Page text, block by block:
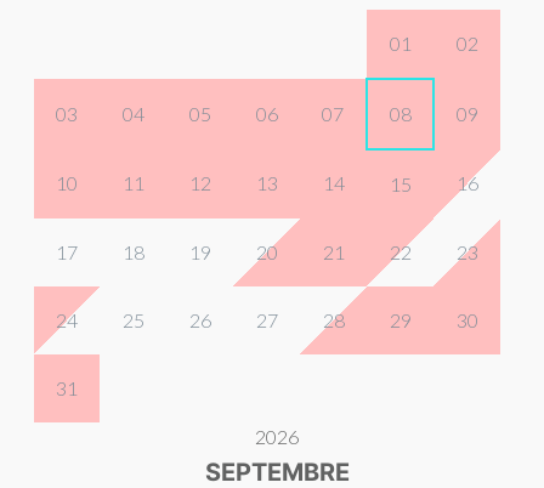
01 02
03 04 05 06 07 08 09
10 11 12 13 14 15 16
17 18 19 20 21 22 23
24 25 26 27 28 29 30
31
2026
SEPTEMBRE